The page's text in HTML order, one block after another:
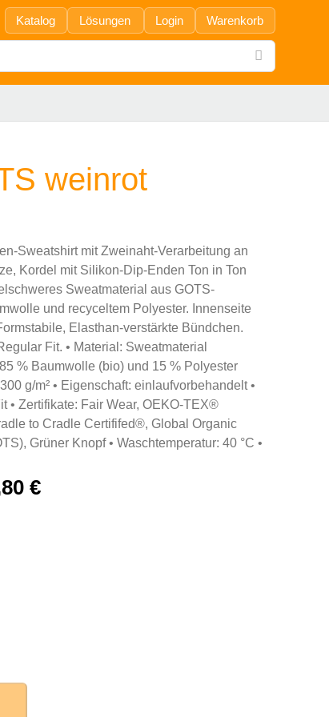
Katalog Lösungen Login Warenkorb
weinrot
Sweatshirt mit Zweinaht-Verarbeitung an
Kordel mit Silikon-Dip-Enden Ton in Ton
Sweatmaterial aus GOTS-
und recyceltem Polyester. Innenseite
Elasthan-verstärkte Bündchen.
Fit. • Material: Sweatmaterial
% Baumwolle (bio) und 15 % Polyester
g/m² • Eigenschaft: einlaufvorbehandelt •
• Zertifikate: Fair Wear, OEKO-TEX®
to Cradle Certififed®, Global Organic
Grüner Knopf • Waschtemperatur: 40 °C •
€